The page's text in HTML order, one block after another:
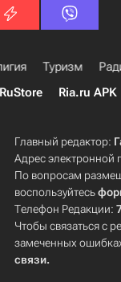
Туризм
Ria.ru APK
Главный редактор:
Адрес электронной
По вопросам
воспользуйтесь
Телефон Редакции:
Чтобы связаться с
замеченных
связи.